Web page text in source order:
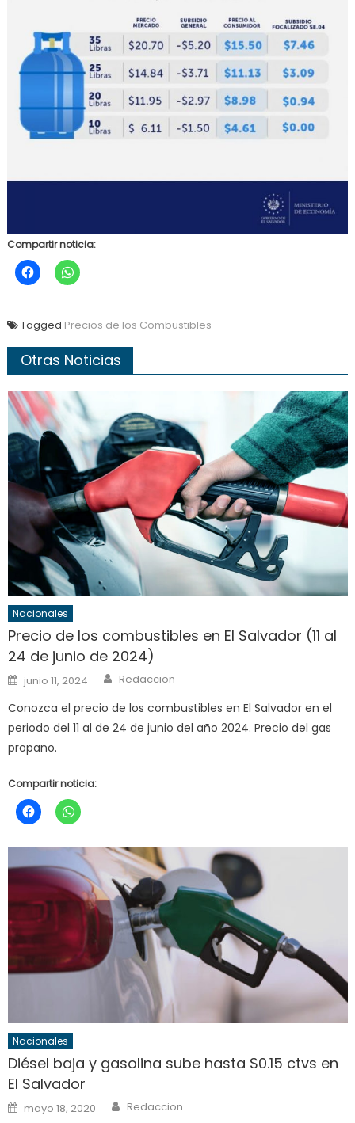
Compartir noticia:
Tagged Precios de los Combustibles
Otras Noticias
Nacionales
Precio de los combustibles en El Salvador (11 al
24 de junio de 2024)
Posted
on
junio 11, 2024 Author
Redaccion
Conozca el precio de los combustibles en El Salvador en el
periodo del 11 al de 24 de junio del año 2024. Precio del gas
propano.
Compartir noticia:
Nacionales
Diésel baja y gasolina sube hasta $0.15 ctvs en
El Salvador
Posted
on
mayo 18, 2020 Author
Redaccion